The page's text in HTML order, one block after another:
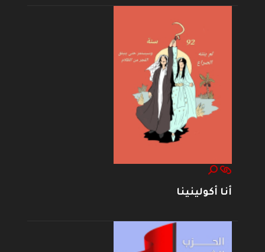
أنا أكولينينا